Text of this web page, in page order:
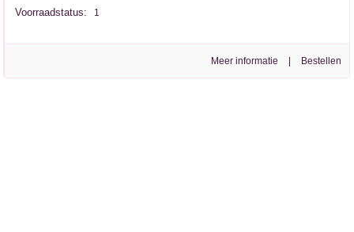
Voorraadstatus: 1
Meer informatie |